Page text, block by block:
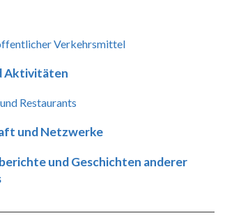
Verkehrsmittel
Aktivitäten
Restaurants
und Netzwerke
und Geschichten anderer